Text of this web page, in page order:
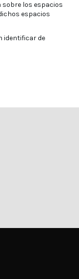
sobre los espacios
espacios
identificar de